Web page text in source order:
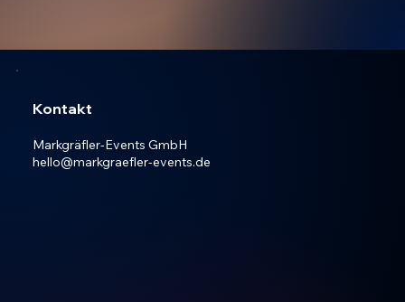
Kontakt
Markgräfler-Events GmbH
hello@markgraefler-events.de